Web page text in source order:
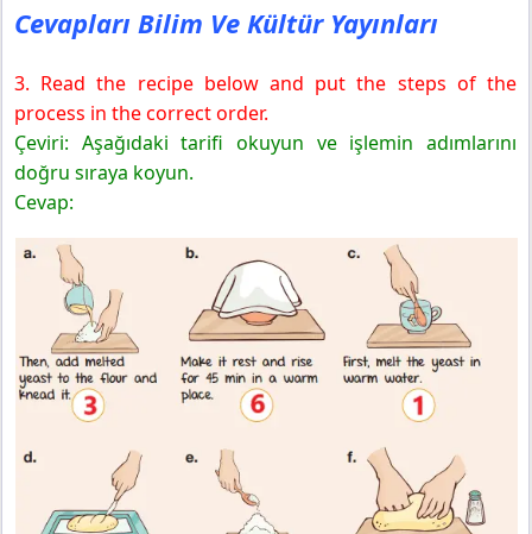
Cevapları Bilim Ve Kültür Yayınları
3. Read the recipe below and put the steps of the
process in the correct order.
Çeviri: Aşağıdaki tarifi okuyun ve işlemin adımlarını
doğru sıraya koyun.
Cevap: